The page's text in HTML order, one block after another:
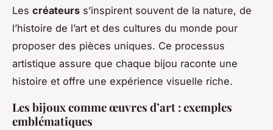
Les créateurs s’inspirent souvent de la nature, de
l’histoire de l’art et des cultures du monde pour
proposer des pièces uniques. Ce processus
artistique assure que chaque bijou raconte une
histoire et offre une expérience visuelle riche.
Les bijoux comme œuvres d’art : exemples
emblématiques